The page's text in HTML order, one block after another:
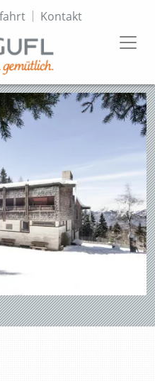
Direkt
Kontakt